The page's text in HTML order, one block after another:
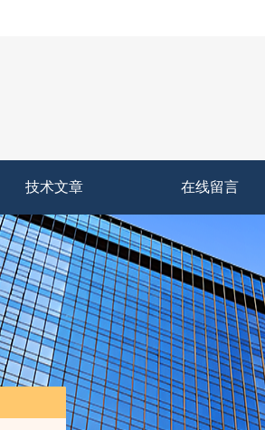
技术文章 在线留言